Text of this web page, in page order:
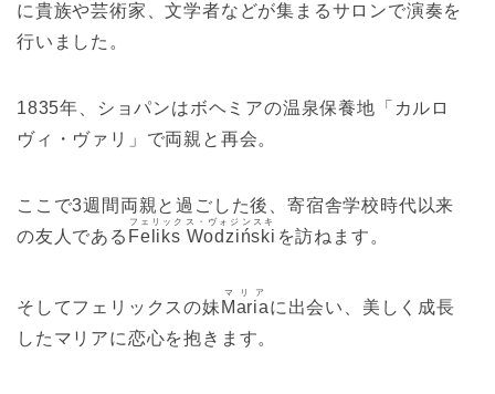
に貴族や芸術家、文学者などが集まるサロンで演奏を
行いました。
1835年、ショパンはボヘミアの温泉保養地「カルロ
ヴィ・ヴァリ」で両親と再会。
ここで3週間両親と過ごした後、寄宿舎学校時代以来
の友人である Feliks Wodziński
フェリックス・ヴォジンスキ
を訪ねます。
そしてフェリックスの妹 Maria
マリア
に出会い、美しく成長
したマリアに恋心を抱きます。